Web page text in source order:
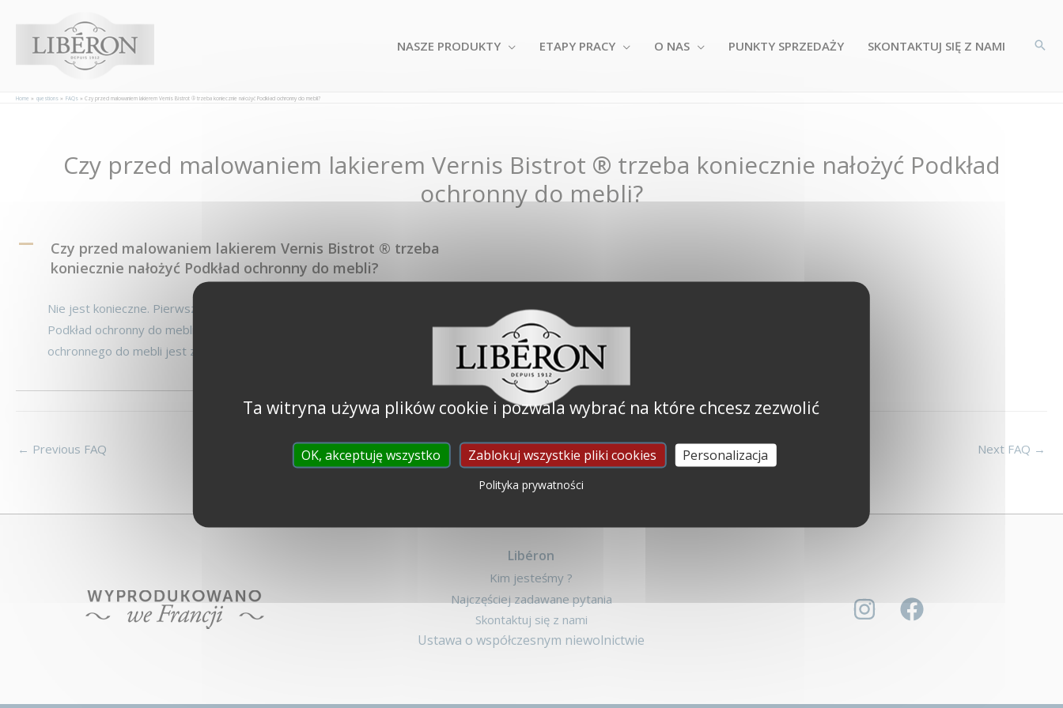
NASZE PRODUKTY ETAPY PRACY O NAS PUNKTY SPRZEDAŻY SKONTAKTUJ SIĘ Z NAMI
Home questions FAQs Czy przed malowaniem lakierem Vernis Bistrot ® trzeba koniecznie nałożyć Podkład ochronny do mebli?
Czy przed malowaniem lakierem Vernis Bistrot ® trzeba koniecznie nałożyć Podkład
ochronny do mebli?
A
Czy przed malowaniem lakierem Vernis Bistrot ® trzeba
koniecznie nałożyć Podkład ochronny do mebli?
Nie jest konieczne. Pierwsza, lekko rozcieńczona warstwa lakieru zastępuje
Podkład ochronny do mebli. Przed woskowaniem natomiast nałożenie
Podkładu
ochronnego do mebli jest zalecane przed woskowaniem.
← Previous FAQ Next FAQ →
Libéron
Kim jesteśmy ?
Najczęściej zadawane pytania
Skontaktuj się z nami
Ustawa o współczesnym niewolnictwie
Ta witryna używa plików cookie i pozwala wybrać na które chcesz zezwolić
OK, akceptuję wszystko Zablokuj wszystkie pliki cookies Personalizacja
Polityka prywatności